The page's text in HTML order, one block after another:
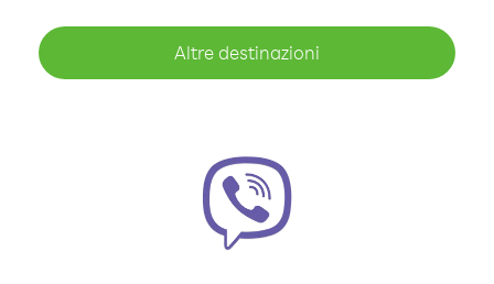
Altre destinazioni